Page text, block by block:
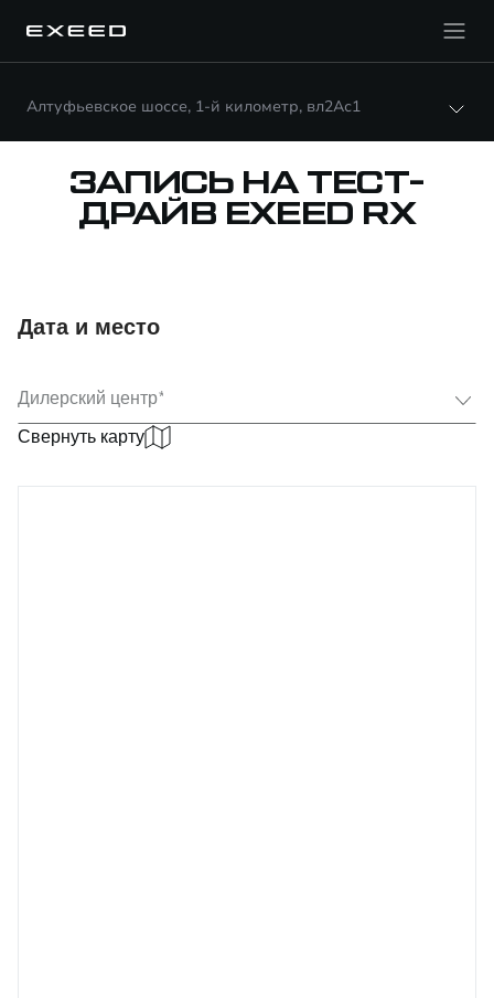
Алтуфьевское шоссе, 1-й километр, вл2Ас1
ЗАПИСЬ НА ТЕСТ-
ДРАЙВ EXEED RX
Дата и место
Дилерский центр
Выберите
Свернуть карту